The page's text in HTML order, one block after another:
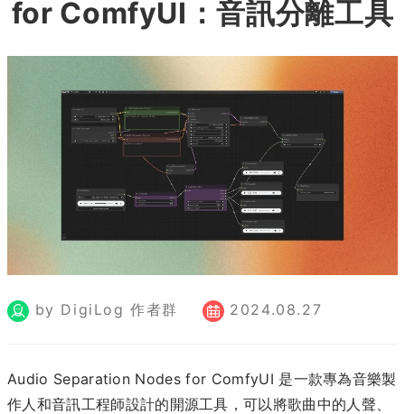
for ComfyUI：音訊分離工具
by DigiLog 作者群 2024.08.27
Audio Separation Nodes for ComfyUI 是一款專為音樂製
作人和音訊工程師設計的開源工具，可以將歌曲中的人聲、